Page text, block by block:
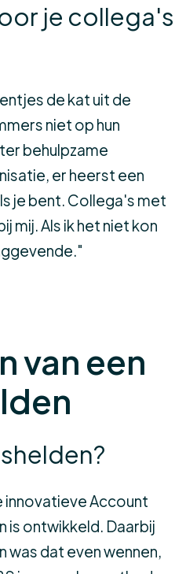
je collega's
de kat uit de
niet op hun
behulpzame
er heerst een
je bent. Collega's met
mij. Als ik het niet kon
van een
innovatieve Account
is ontwikkeld. Daarbij
was dat even wennen,